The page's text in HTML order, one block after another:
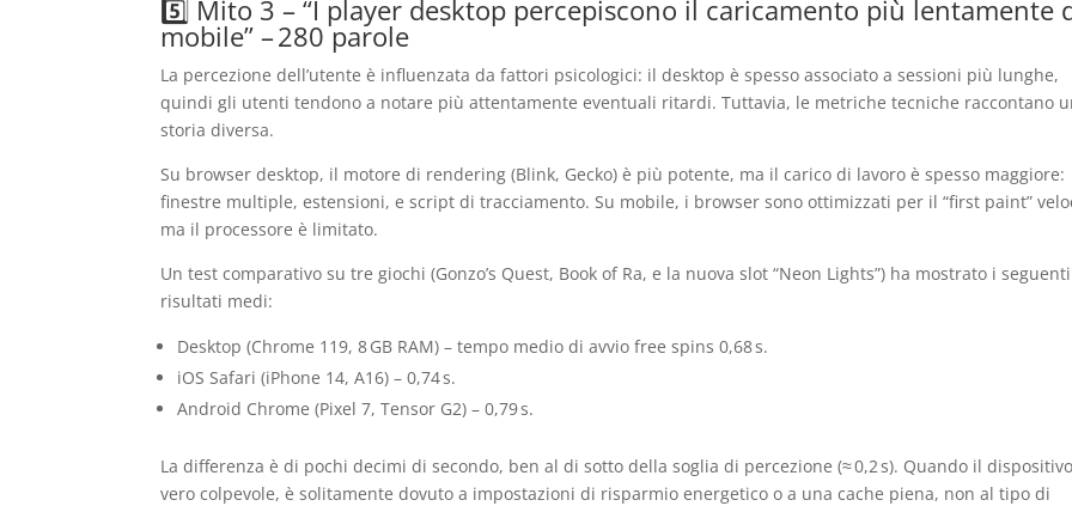
5️⃣ Mito 3 – “I player desktop percepiscono il caricamento più lentamente
mobile” – 280 parole
La percezione dell’utente è influenzata da fattori psicologici: il desktop è spesso associato a sessioni più lunghe,
quindi gli utenti tendono a notare più attentamente eventuali ritardi. Tuttavia, le metriche tecniche raccontano
storia diversa.
Su browser desktop, il motore di rendering (Blink, Gecko) è più potente, ma il carico di lavoro è spesso maggiore:
finestre multiple, estensioni, e script di tracciamento. Su mobile, i browser sono ottimizzati per il “first paint”
ma il processore è limitato.
Un test comparativo su tre giochi (Gonzo’s Quest, Book of Ra, e la nuova slot “Neon Lights”) ha mostrato i seguenti
risultati medi:
Desktop (Chrome 119, 8 GB RAM) – tempo medio di avvio free spins 0,68 s.
iOS Safari (iPhone 14, A16) – 0,74 s.
Android Chrome (Pixel 7, Tensor G2) – 0,79 s.
La differenza è di pochi decimi di secondo, ben al di sotto della soglia di percezione (≈ 0,2 s). Quando il
vero colpevole, è solitamente dovuto a impostazioni di risparmio energetico o a una cache piena, non al tipo di